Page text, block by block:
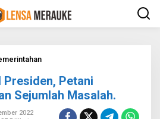
h
a
d
Presiden, Petani
Sejumlah Masalah.
2022